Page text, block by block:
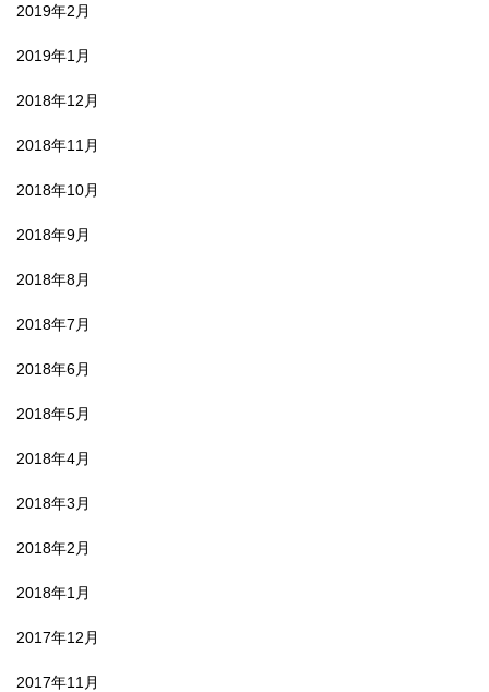
2019年2月
2019年1月
2018年12月
2018年11月
2018年10月
2018年9月
2018年8月
2018年7月
2018年6月
2018年5月
2018年4月
2018年3月
2018年2月
2018年1月
2017年12月
2017年11月